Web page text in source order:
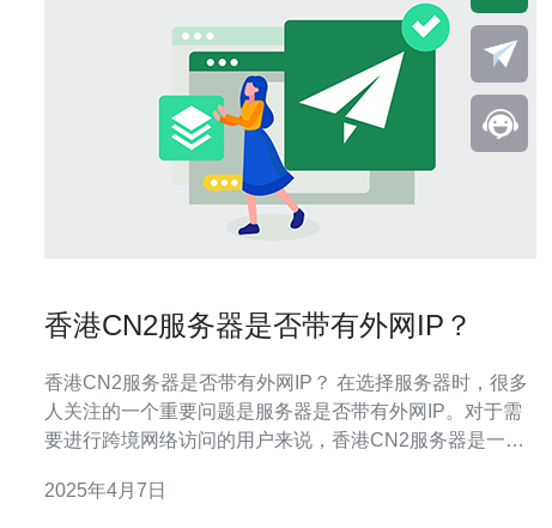
香港CN2服务器是否带有外网IP？
香港CN2服务器是否带有外网IP？ 在选择服务器时，很多
人关注的一个重要问题是服务器是否带有外网IP。对于需
要进行跨境网络访问的用户来说，香港CN2服务器是一个
IP呢？下面我们来详细了解一下。 CN2服务器是指中国电
2025年4月7日